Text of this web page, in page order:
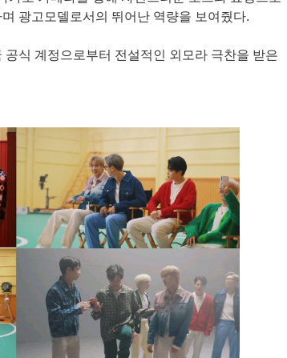
광고모델로서의 뛰어난 역량을 보여줬다.
식 계정으로부터 전설적인 외모라 극찬을 받은